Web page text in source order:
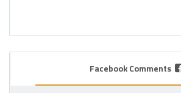
Facebook Comments